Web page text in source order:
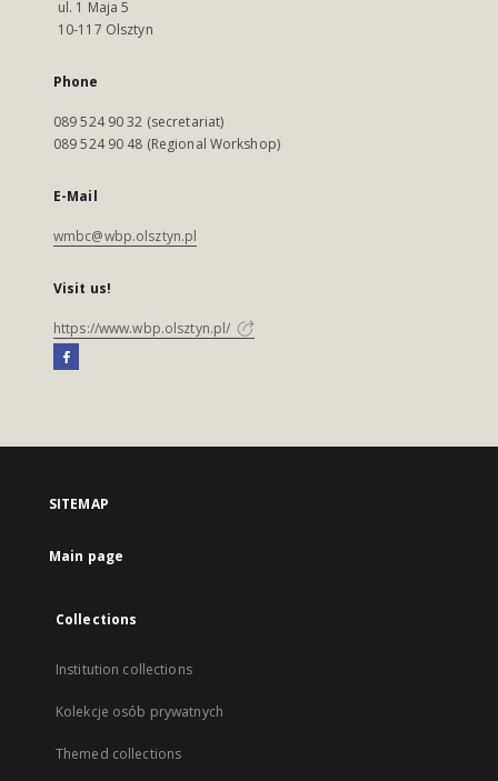
ul. 1 Maja 5
10-117 Olsztyn
Phone
089 524 90 32 (secretariat)
089 524 90 48 (Regional Workshop)
E-Mail
wmbc@wbp.olsztyn.pl
Visit us!
https://www.wbp.olsztyn.pl/
SITEMAP
Main page
Collections
Institution collections
Kolekcje osób prywatnych
Themed collections